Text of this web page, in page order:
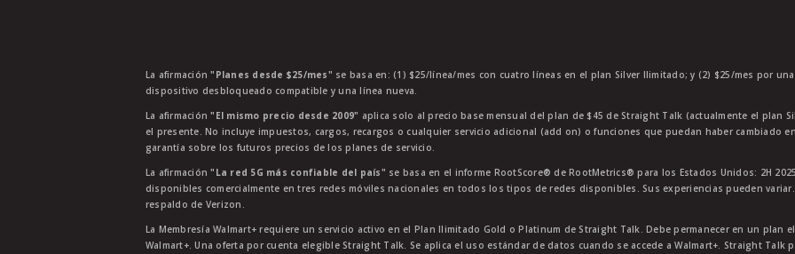
La afirmación"Planes desde $25/mes" se basa en: (1) $25/línea/mes con cuatro líneas en el plan Silver Ilimitado; y (2) $25/mes por
dispositivo desbloqueado compatible y una línea nueva.
La afirmación"El mismo precio desde 2009" aplica solo al precio base mensual del plan de $45 de Straight Talk (actualmente el plan
el presente. No incluye impuestos, cargos, recargos o cualquier servicio adicional (add on) o funciones que puedan haber cambiado
garantía sobre los futuros precios de los planes de servicio.
La afirmación"La red 5G más confiable del país" se basa en el informe RootScore® de RootMetrics® para los Estados Unidos: 2H
disponibles comercialmente en tres redes móviles nacionales en todos los tipos de redes disponibles. Sus experiencias pueden
respaldo de Verizon.
La Membresía Walmart+ requiere un servicio activo en el Plan Ilimitado Gold o Platinum de Straight Talk. Debe permanecer en un plan
Walmart+. Una oferta por cuenta elegible Straight Talk. Se aplica el uso estándar de datos cuando se accede a Walmart+. Straight Talk